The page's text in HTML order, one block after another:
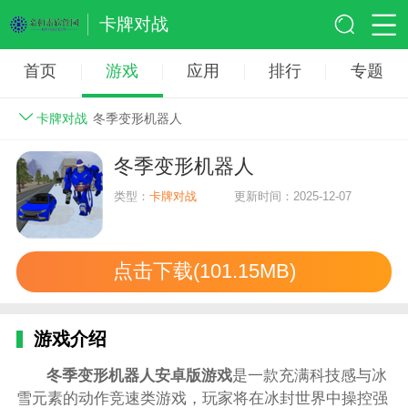
卡牌对战
首页 游戏 应用 排行 专题
卡牌对战 冬季变形机器人
冬季变形机器人
类型：卡牌对战 更新时间：2025-12-07
点击下载(101.15MB)
游戏介绍
冬季变形机器人安卓版游戏是一款充满科技感与冰
雪元素的动作竞速类游戏，玩家将在冰封世界中操控强